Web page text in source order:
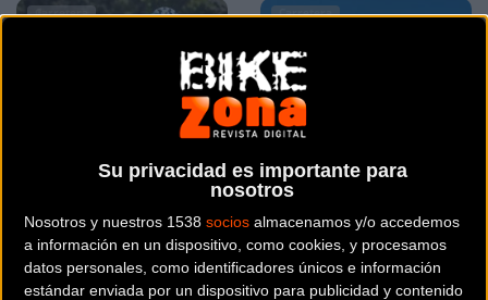
Su privacidad es importante para
nosotros
Nosotros y nuestros 1538 socios almacenamos y/o accedemos
a información en un dispositivo, como cookies, y procesamos
datos personales, como identificadores únicos e información
estándar enviada por un dispositivo para publicidad y contenido
Carretera
El Equipo Kern Pharma
confirma su plantilla
para la temporada 2023
Carretera
Ziortza Villa se trae el
quinto puesto del
Campeonato del Mundo